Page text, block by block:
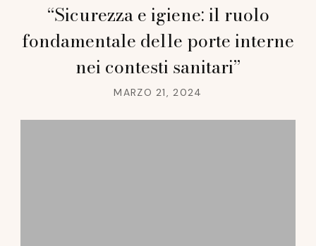
“Sicurezza e igiene: il ruolo
fondamentale delle porte interne
nei contesti sanitari”
MARZO 21, 2024